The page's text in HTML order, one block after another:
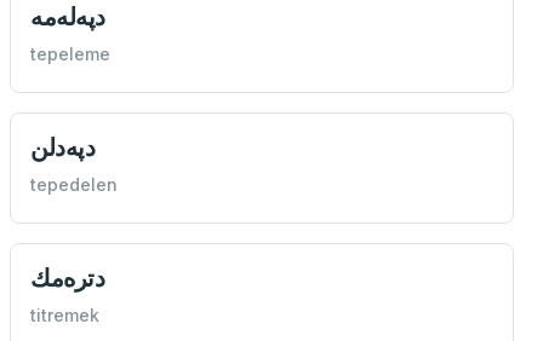
دپه‌له‌مه
tepeleme
دپه‌دلن
tepedelen
دتره‌مك
titremek